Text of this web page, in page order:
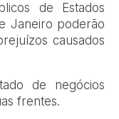
de Estados
Janeiro poderão
causados
de negócios
frentes.